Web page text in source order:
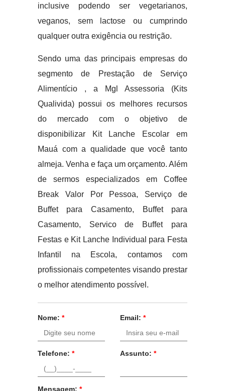
inclusive podendo ser vegetarianos,
veganos, sem lactose ou cumprindo
qualquer outra exigência ou restrição.
Sendo uma das principais empresas do
segmento de Prestação de Serviço
Alimentício , a Mgl Assessoria (Kits
Qualivida) possui os melhores recursos
do mercado com o objetivo de
disponibilizar Kit Lanche Escolar em
Mauá com a qualidade que você tanto
almeja. Venha e faça um orçamento. Além
de sermos especializados em Coffee
Break Valor Por Pessoa, Serviço de
Buffet para Casamento, Buffet para
Casamento, Servico de Buffet para
Festas e Kit Lanche Individual para Festa
Infantil na Escola, contamos com
profissionais competentes visando prestar
o melhor atendimento possível.
Nome: * Email: *
Telefone: * Assunto: *
Mensagem: *